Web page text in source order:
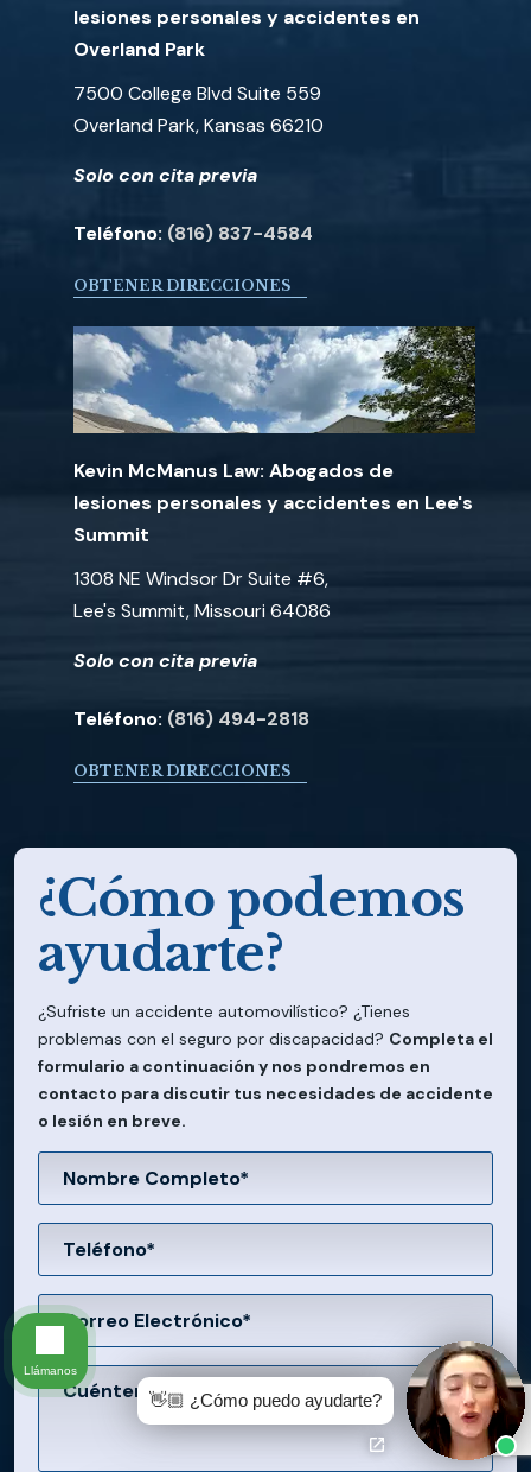
lesiones personales y accidentes en
Overland Park
7500 College Blvd Suite 559
Overland Park, Kansas 66210
Solo con cita previa
Teléfono: (816) 837-4584
OBTENER DIRECCIONES
Kevin McManus Law: Abogados de
lesiones personales y accidentes en Lee's
Summit
1308 NE Windsor Dr Suite #6,
Lee's Summit, Missouri 64086
Solo con cita previa
Teléfono: (816) 494-2818
OBTENER DIRECCIONES
¿Cómo podemos
ayudarte?
¿Sufriste un accidente automovilístico? ¿Tienes
problemas con el seguro por discapacidad? Completa el
formulario a continuación y nos pondremos en
contacto para discutir tus necesidades de accidente
o lesión en breve.
👋🏼 ¿Cómo puedo ayudarte?
Llámanos